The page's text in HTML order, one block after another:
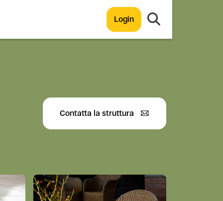
Login
Contatta la struttura